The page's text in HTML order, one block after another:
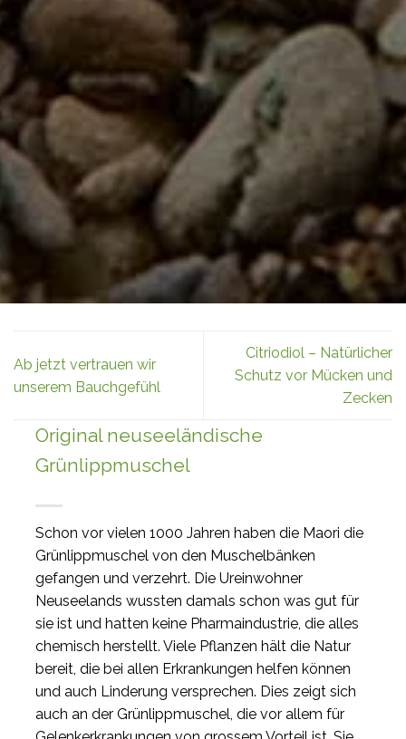
Original neuseeländische
Grünlippmuschel
Schon vor vielen 1000 Jahren haben die Maori die
Grünlippmuschel von den Muschelbänken
gefangen und verzehrt. Die Ureinwohner
Neuseelands wussten damals schon was gut für
sie ist und hatten keine Pharmaindustrie, die alles
chemisch herstellt. Viele Pflanzen hält die Natur
bereit, die bei allen Erkrankungen helfen können
und auch Linderung versprechen. Dies zeigt sich
auch an der Grünlippmuschel, die vor allem für
Ab jetzt vertrauen wir
unserem Bauchgefühl
Citriodiol – Natürlicher
Schutz vor Mücken und
Zecken